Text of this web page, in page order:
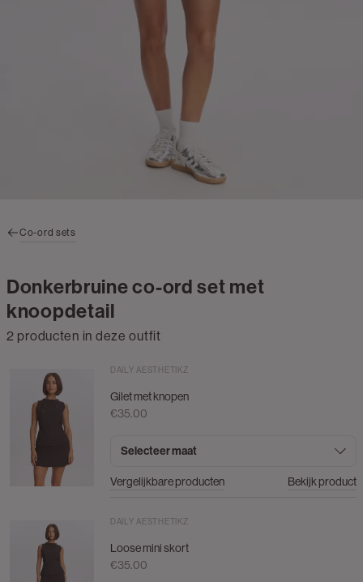
Co-ord sets
Donkerbruine co-ord set met
knoopdetail
2 producten in deze outfit
DAILY AESTHETIKZ
Gilet met knopen
€35.00
Selecteer maat
Vergelijkbare producten Bekijk product
DAILY AESTHETIKZ
Loose mini skort
€35.00